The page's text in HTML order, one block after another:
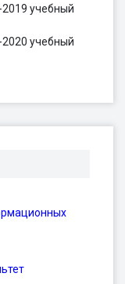
учебный
учебный